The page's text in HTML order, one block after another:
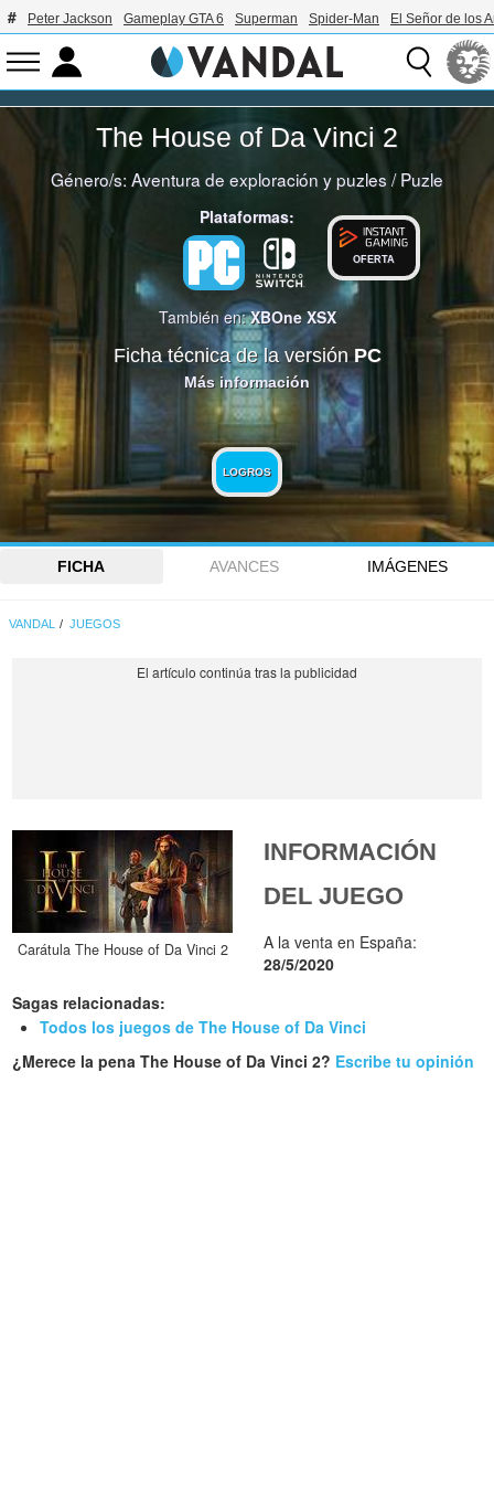
Peter Jackson Gameplay GTA 6 Superman Spider-Man El Señor de los
The House of Da Vinci 2
Género/s:Aventura de exploración y puzles /Puzle
Plataformas:
OFERTA
También en:XBOne XSX
Ficha técnica de la versiónPC
Más información
LOGROS
FICHA AVANCES IMÁGENES
VANDAL JUEGOS
Carátula The House of Da Vinci 2
INFORMACIÓN
DEL JUEGO
A la venta en España:
28/5/2020
Sagas relacionadas:
Todos los juegos de The House of Da Vinci
¿Merece la pena The House of Da Vinci 2? Escribe tu opinión